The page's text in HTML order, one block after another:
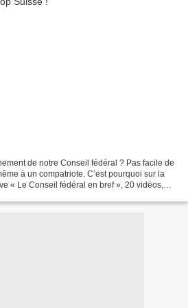
de notre Conseil fédéral ? Pas facile de
à un compatriote. C’est pourquoi sur la
« Le Conseil fédéral en bref », 20 vidéos,